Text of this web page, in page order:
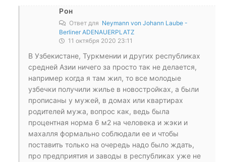
Рон
Ответ для Neymann von Johann Laube -
Berliner ADENAUERPLATZ
11 октября 2020 23:11
В Узбекистане, Туркмении и других республиках
средней Азии ничего за просто так не делается,
например когда я там жил, то все молодые
узбечки получили жилье в новостройках, а были
прописаны у мужей, в домах или квартирах
родителей мужа, вопрос как, ведь была
процентная норма 6 м2 на человека и жэки и
махалля формально соблюдали ее и чтобы
поставить только на очередь надо было ждать,
про предприятия и заводы в республиках уже не